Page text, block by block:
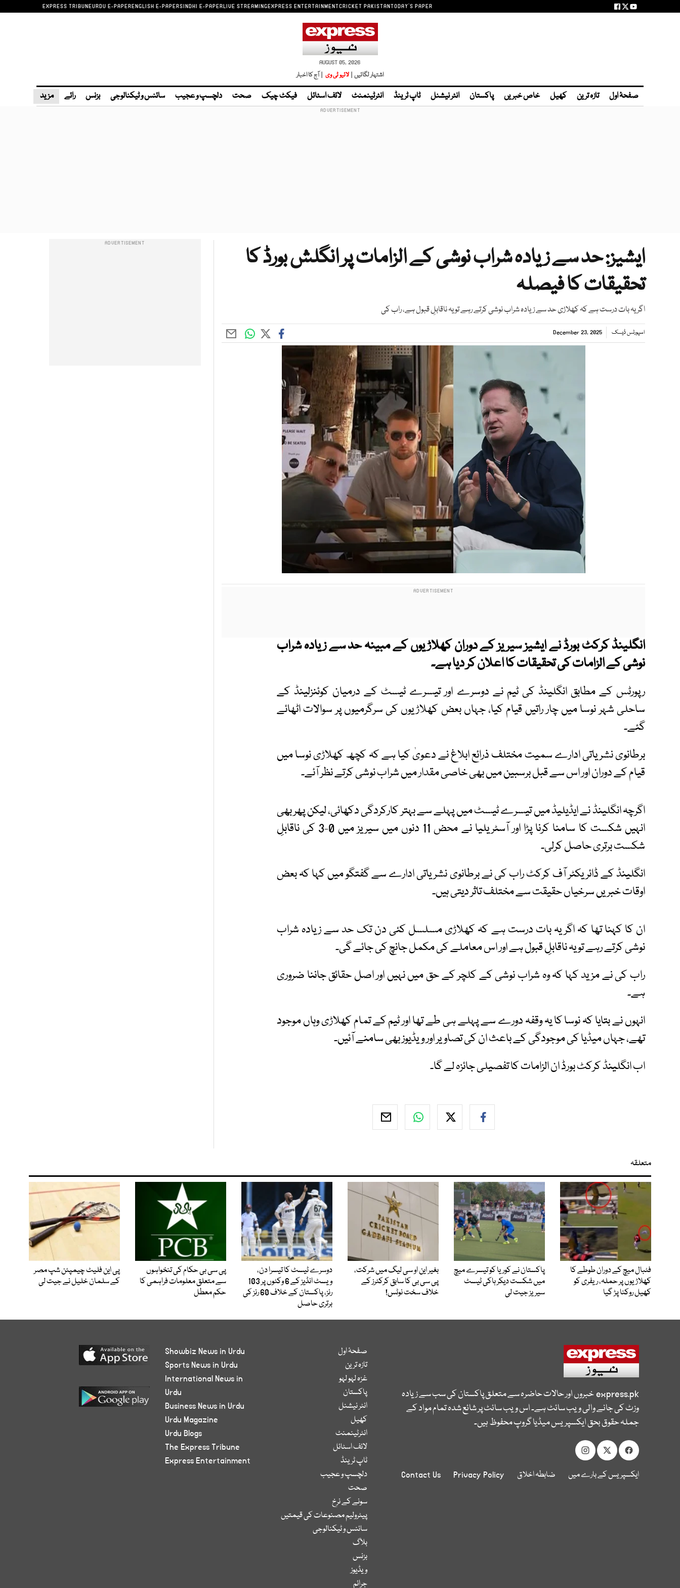
EXPRESS TRIBUNEURDU E-PAPERENGLISH E-PAPERSINDHI E-PAPERLIVE STREAMINGEXPRESS ENTERTAINMENTCRICKET PAKISTANTODAY'S PAPER
AUGUST 05, 2026
اشتہار لگائیں | لائیو ٹی وی | آج کا اخبار
صفحۂ اول تازہ ترین کھیل خاص خبریں پاکستان انٹر نیشنل ٹاپ ٹرینڈ انٹرٹینمنٹ لائف اسٹائل فیکٹ چیک صحت دلچسپ و عجیب سائنس و ٹیکنالوجی بزنس رائے مزید
ایشیز: حد سے زیادہ شراب نوشی کے الزامات پر انگلش بورڈ کا
تحقیقات کا فیصلہ
اگر یہ بات درست ہے کہ کھلاڑی حد سے زیادہ شراب نوشی کرتے رہے تو یہ ناقابلِ قبول ہے، راب کی
اسپورٹس ڈیسک December 23, 2025
انگلینڈ کرکٹ بورڈ نے ایشیز سیریز کے دوران کھلاڑیوں کے مبینہ حد سے زیادہ شراب
نوشی کے الزامات کی تحقیقات کا اعلان کر دیا ہے۔
رپورٹس کے مطابق انگلینڈ کی ٹیم نے دوسرے اور تیسرے ٹیسٹ کے درمیان کوئنزلینڈ کے
ساحلی شہر نوسا میں چار راتیں قیام کیا، جہاں بعض کھلاڑیوں کی سرگرمیوں پر سوالات اٹھائے
گئے۔
برطانوی نشریاتی ادارے سمیت مختلف ذرائع ابلاغ نے دعویٰ کیا ہے کہ کچھ کھلاڑی نوسا میں
قیام کے دوران اور اس سے قبل برسبین میں بھی خاصی مقدار میں شراب نوشی کرتے نظر آئے۔
اگرچہ انگلینڈ نے ایڈیلیڈ میں تیسرے ٹیسٹ میں پہلے سے بہتر کارکردگی دکھائی، لیکن پھر بھی
انہیں شکست کا سامنا کرنا پڑا اور آسٹریلیا نے محض 11 دنوں میں سیریز میں 0-3 کی ناقابلِ
شکست برتری حاصل کرلی۔
انگلینڈ کے ڈائریکٹر آف کرکٹ راب کی نے برطانوی نشریاتی ادارے سے گفتگو میں کہا کہ بعض
اوقات خبریں سرخیاں حقیقت سے مختلف تاثر دیتی ہیں۔
ان کا کہنا تھا کہ اگر یہ بات درست ہے کہ کھلاڑی مسلسل کئی دن تک حد سے زیادہ شراب
نوشی کرتے رہے تو یہ ناقابلِ قبول ہے اور اس معاملے کی مکمل جانچ کی جائے گی۔
راب کی نے مزید کہا کہ وہ شراب نوشی کے کلچر کے حق میں نہیں اور اصل حقائق جاننا ضروری
ہے۔
انہوں نے بتایا کہ نوسا کا یہ وقفہ دورے سے پہلے ہی طے تھا اور ٹیم کے تمام کھلاڑی وہاں موجود
تھے، جہاں میڈیا کی موجودگی کے باعث ان کی تصاویر اور ویڈیوز بھی سامنے آئیں۔
اب انگلینڈ کرکٹ بورڈ ان الزامات کا تفصیلی جائزہ لے گا۔
متعلقہ
فٹبال میچ کے دوران طوطے کا
کھلاڑیوں پر حملہ، ریفری کو
کھیل روکنا پڑ گیا
پاکستان نے کوریا کو تیسرے میچ
میں شکست دیکر ہاکی ٹیسٹ
سیریز جیت لی
بغیر این او سی لیگ میں شرکت،
پی سی بی کا سابق کرکٹرز کے
خلاف سخت نوٹس!
دوسرے ٹیسٹ کا تیسرا دن،
ویسٹ انڈیز کے 6 وکٹوں پر 103
رنز، پاکستان کے خلاف 60 رنز کی
برتری حاصل
پی سی بی حکام کی تنخواہوں
سے متعلق معلومات فراہمی کا
حکم معطل
پی این فلیٹ چیمپئن شپ مصر
کے سلمان خلیل نے جیت لی
express.pkخبروں اور حالات حاضرہ سے متعلق پاکستان کی سب سے زیادہ
وزٹ کی جانے والی ویب سائٹ ہے۔ اس ویب سائٹ پر شائع شدہ تمام مواد کے
جملہ حقوق بحق ایکسپریس میڈیا گروپ محفوظ ہیں۔
ایکسپریس کے بارے میں ضابطہ اخلاق Privacy Policy
Contact Us
صفحۂ اول
تازہ ترین
غزہ لہو لہو
پاکستان
انٹر نیشنل
کھیل
انٹرٹینمنٹ
لائف اسٹائل
ٹاپ ٹرینڈ
دلچسپ و عجیب
صحت
سونے کے نرخ
پیٹرولیم مصنوعات کی قیمتیں
سائنس و ٹیکنالوجی
بلاگ
بزنس
ویڈیوز
جرائم
Showbiz News in Urdu
Sports News in Urdu
International News in
Urdu
Business News in Urdu
Urdu Magazine
Urdu Blogs
The Express Tribune
Express Entertainment